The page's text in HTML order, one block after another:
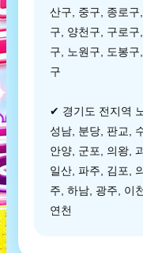
산구, 중구, 종로
구, 양천구, 구로
구, 노원구, 도봉
구
✔ 경기도 전지역
성남, 분당, 판교,
안양, 군포, 의왕,
일산, 파주, 김포,
주, 하남, 광주, 이
연천